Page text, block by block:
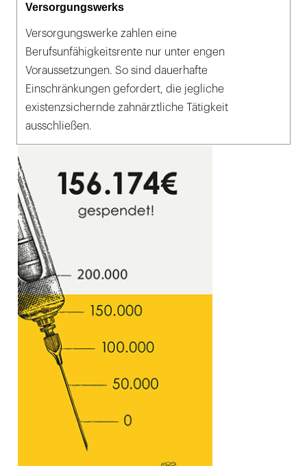
Versorgungswerks
Versorgungswerke zahlen eine
Berufsunfähigkeitsrente nur unter engen
Voraussetzungen. So sind dauerhafte
Einschränkungen gefordert, die jegliche
existenzsichernde zahnärztliche Tätigkeit
ausschließen.